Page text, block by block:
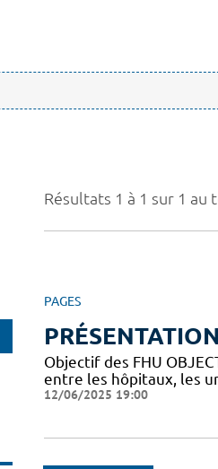
Résultats 1 à 1 sur 1 au
PAGES
Objectif des FHU
entre les hôpitaux, les
12/06/2025 19:00